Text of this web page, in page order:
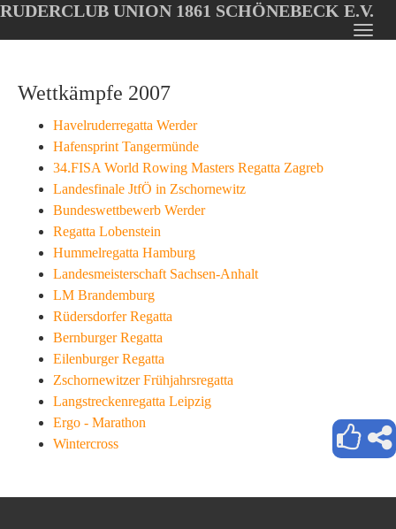
Oops, an error occurred! Code: 202608060934017916cb44
main
RUDERCLUB UNION 1861 SCHÖNEBECK E.V.
Wettkämpfe 2007
Havelruderregatta Werder
Hafensprint Tangermünde
34.FISA World Rowing Masters Regatta Zagreb
Landesfinale JtfÖ in Zschornewitz
Bundeswettbewerb Werder
Regatta Lobenstein
Hummelregatta Hamburg
Landesmeisterschaft Sachsen-Anhalt
LM Brandemburg
Rüdersdorfer Regatta
Bernburger Regatta
Eilenburger Regatta
Zschornewitzer Frühjahrsregatta
Langstreckenregatta Leipzig
Ergo - Marathon
Wintercross